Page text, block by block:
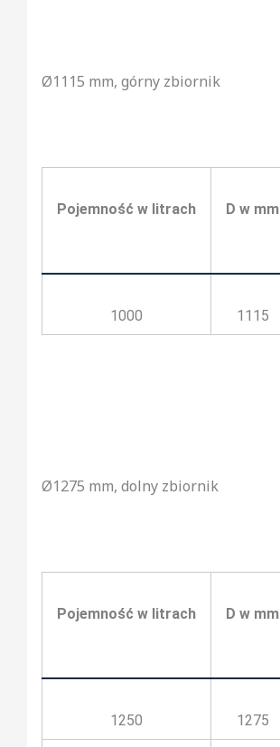
Ø1115 mm, górny zbiornik
Pojemność w litrach D w mm
1000 1115
Ø1275 mm, dolny zbiornik
Pojemność w litrach D w mm
1250 1275